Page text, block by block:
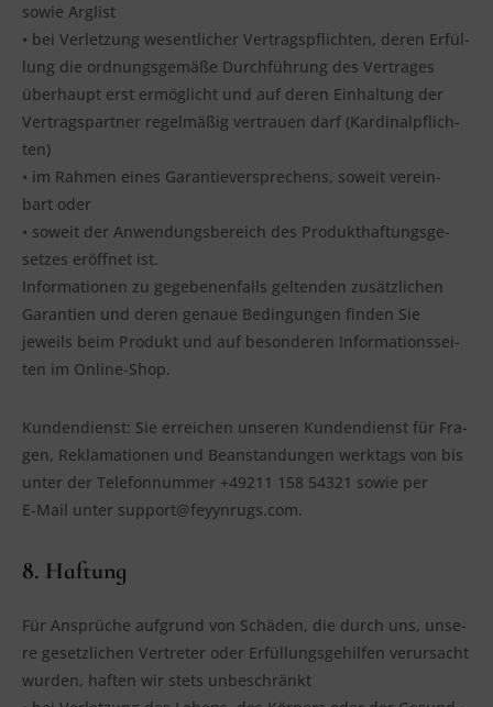
sowie Arg­list
• bei Ver­let­zung wesent­li­cher Ver­trags­pflich­ten, deren Erfül­
lung die ord­nungs­ge­mä­ße Durch­füh­rung des Ver­tra­ges
über­haupt erst ermög­licht und auf deren Ein­hal­tung der
Ver­trags­part­ner regel­mä­ßig ver­trau­en darf (Kar­di­nal­pflich­
ten)
• im Rah­men eines Garan­tie­ver­spre­chens, soweit ver­ein­
bart oder
• soweit der Anwen­dungs­be­reich des Pro­dukt­haf­tungs­ge­
set­zes eröff­net ist.
Infor­ma­tio­nen zu gege­be­nen­falls gel­ten­den zusätz­li­chen
Garan­tien und deren genaue Bedin­gun­gen fin­den Sie
jeweils beim Pro­dukt und auf beson­de­ren Infor­ma­ti­ons­sei­
ten im Online-Shop.
Kun­den­dienst: Sie errei­chen unse­ren Kun­den­dienst für Fra­
gen, Rekla­ma­tio­nen und Bean­stan­dun­gen werk­tags von bis
unter der Tele­fon­num­mer +49211 158 54321 sowie per
E‑Mail unter support@feyynrugs.com.
8. Haftung
Für Ansprü­che auf­grund von Schä­den, die durch uns, unse­
re gesetz­li­chen Ver­tre­ter oder Erfül­lungs­ge­hil­fen ver­ur­sacht
wur­den, haf­ten wir stets unbe­schränkt